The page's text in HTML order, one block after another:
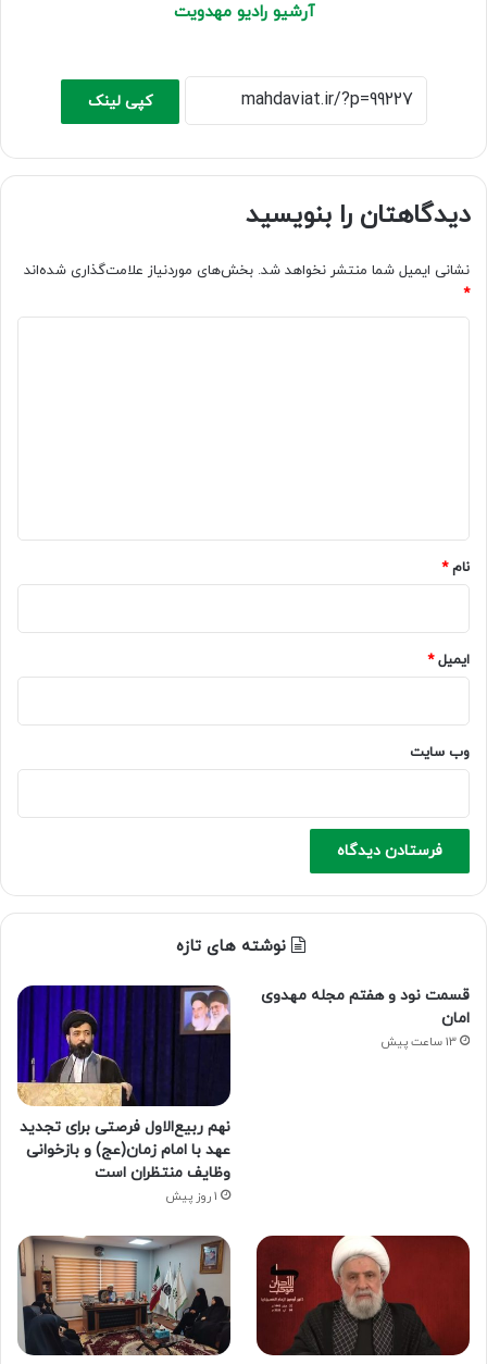
آرشیو رادیو مهدویت
کپی لینک
دیدگاهتان را بنویسید
نشانی ایمیل شما منتشر نخواهد شد. بخش‌های موردنیاز علامت‌گذاری شده‌اند
*
نام*
ایمیل*
وب‌ سایت
نوشته های تازه
قسمت نود و هفتم مجله مهدوی
امان
13 ساعت پیش
نهم ربیع‌الاول فرصتی برای تجدید
عهد با امام زمان(عج) و بازخوانی
وظایف منتظران است
1 روز پیش